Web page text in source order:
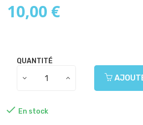
10,00 €
QUANTITÉ
 En stock